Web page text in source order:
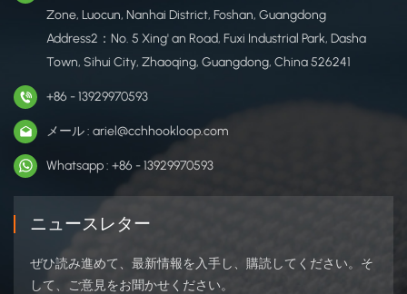
Zone, Luocun, Nanhai District, Foshan, Guangdong
Address2：No. 5 Xing' an Road, Fuxi Industrial Park, Dasha
Town, Sihui City, Zhaoqing, Guangdong, China 526241
+86 - 13929970593
メール : ariel@cchhookloop.com
Whatsapp : +86 - 13929970593
ニュースレター
ぜひ読み進めて、最新情報を入手し、購読してください。そ
して、ご意見をお聞かせください。